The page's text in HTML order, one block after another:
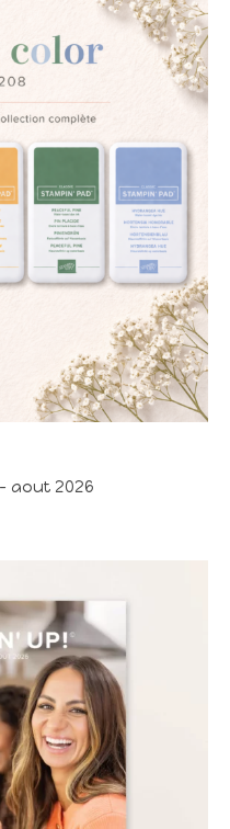
aout 2026